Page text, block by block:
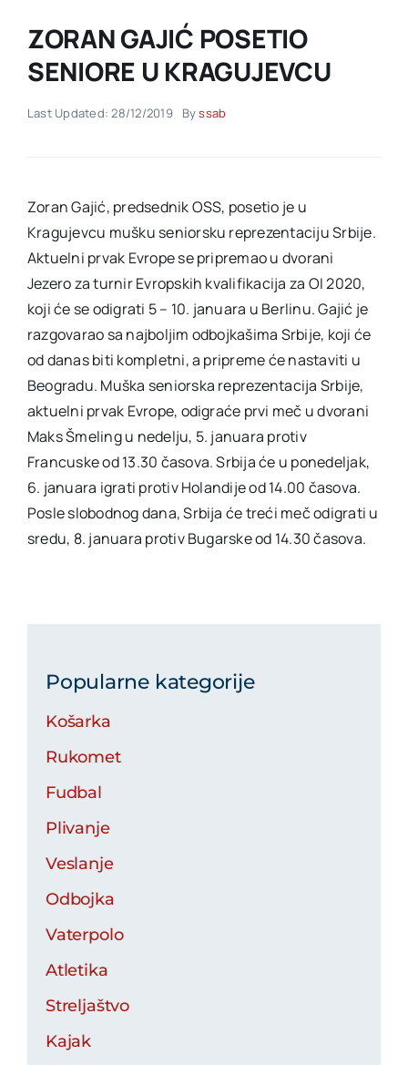
Akti SSAB
Kontakt
ZORAN GAJIĆ POSETIO
SENIORE U KRAGUJEVCU
Last Updated: 28/12/2019 Byssab
Zoran Gajić, predsednik OSS, posetio je u
Kragujevcu mušku seniorsku reprezentaciju Srbije.
Aktuelni prvak Evrope se pripremao u dvorani
Jezero za turnir Evropskih kvalifikacija za OI 2020,
koji će se odigrati 5 – 10. januara u Berlinu. Gajić je
razgovarao sa najboljim odbojkašima Srbije, koji će
od danas biti kompletni, a pripreme će nastaviti u
Beogradu. Muška seniorska reprezentacija Srbije,
aktuelni prvak Evrope, odigraće prvi meč u dvorani
Maks Šmeling u nedelju, 5. januara protiv
Francuske od 13.30 časova. Srbija će u ponedeljak,
6. januara igrati protiv Holandije od 14.00 časova.
Posle slobodnog dana, Srbija će treći meč odigrati u
sredu, 8. januara protiv Bugarske od 14.30 časova.
Popularne kategorije
Košarka
Rukomet
Fudbal
Plivanje
Veslanje
Odbojka
Vaterpolo
Atletika
Streljaštvo
Kajak